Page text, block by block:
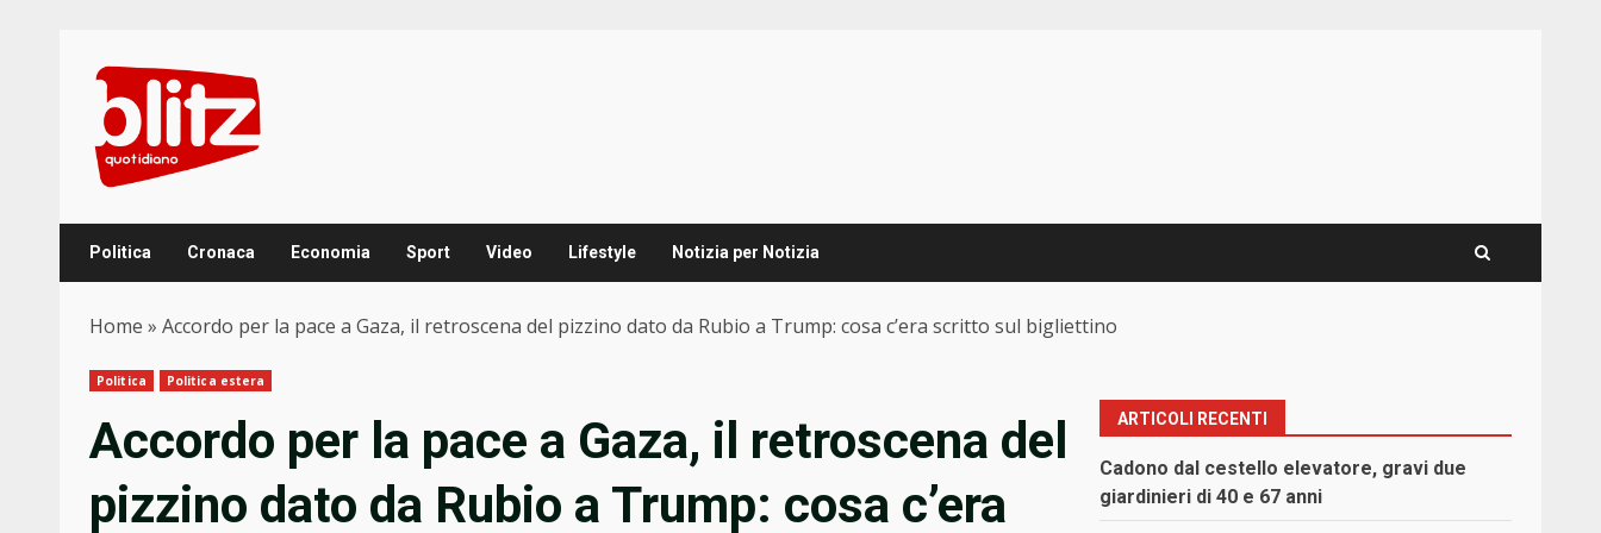
content
Politica Cronaca Economia Sport Video Lifestyle Notizia per Notizia
Home » Accordo per la pace a Gaza, il retroscena del pizzino dato da Rubio a Trump: cosa c’era scritto sul bigliettino
Politica Politica estera
Accordo per la pace a Gaza, il retroscena del
pizzino dato da Rubio a Trump: cosa c’era
ARTICOLI RECENTI
Cadono dal cestello elevatore, gravi due
giardinieri di 40 e 67 anni